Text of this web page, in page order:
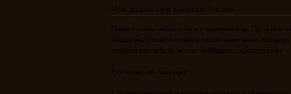
Что делать при кризисе 3-х лет
Предоставьте ребёнку самостоятельность. Пусть
Предусматривайте в своём расписании запас
ребёнка сделать то, что вы собирались сделать сами.
Разберём две ситуации: